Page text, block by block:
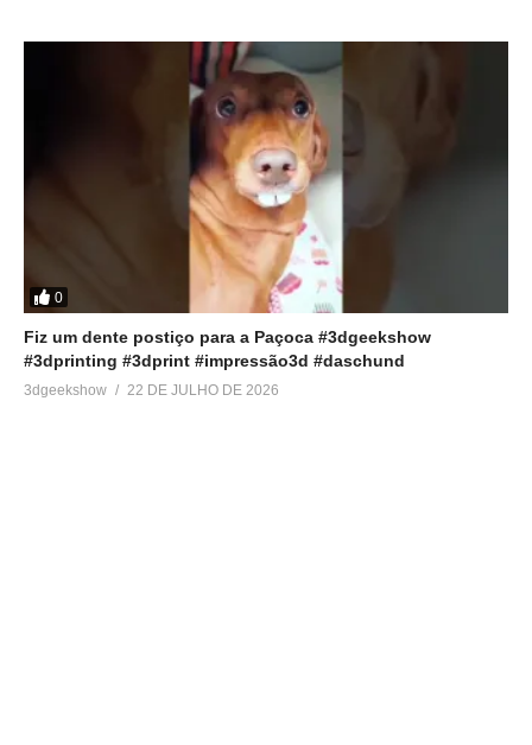
0
Fiz um dente postiço para a Paçoca #3dgeekshow
#3dprinting #3dprint #impressão3d #daschund
3dgeekshow 22 DE JULHO DE 2026